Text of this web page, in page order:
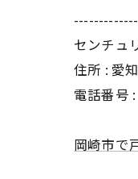
センチュ
住所 : 愛
電話番号 :
岡崎市で